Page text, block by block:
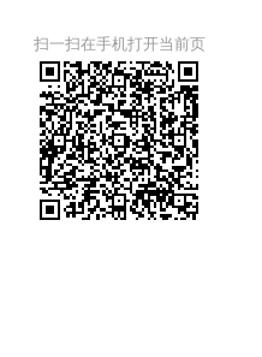
扫一扫在手机打开当前页